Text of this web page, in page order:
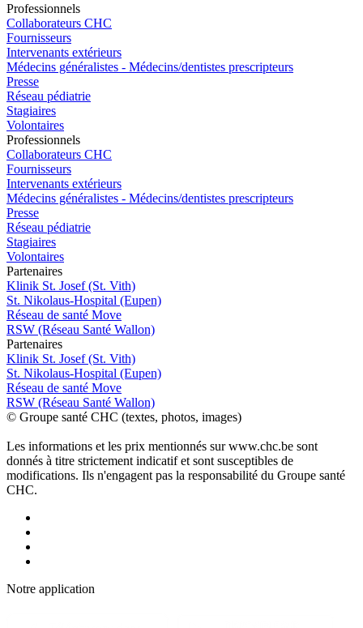
Professionnels
Collaborateurs CHC
Fournisseurs
Intervenants extérieurs
Médecins généralistes - Médecins/dentistes prescripteurs
Presse
Réseau pédiatrie
Stagiaires
Volontaires
Professionnels
Collaborateurs CHC
Fournisseurs
Intervenants extérieurs
Médecins généralistes - Médecins/dentistes prescripteurs
Presse
Réseau pédiatrie
Stagiaires
Volontaires
Partenaires
Klinik St. Josef (St. Vith)
St. Nikolaus-Hospital (Eupen)
Réseau de santé Move
RSW (Réseau Santé Wallon)
Partenaires
Klinik St. Josef (St. Vith)
St. Nikolaus-Hospital (Eupen)
Réseau de santé Move
RSW (Réseau Santé Wallon)
© Groupe santé CHC (textes, photos, images)
Les informations et les prix mentionnés sur www.chc.be sont
donnés à titre strictement indicatif et sont susceptibles de
modifications. Ils n'engagent pas la responsabilité du Groupe santé
CHC.
Notre application